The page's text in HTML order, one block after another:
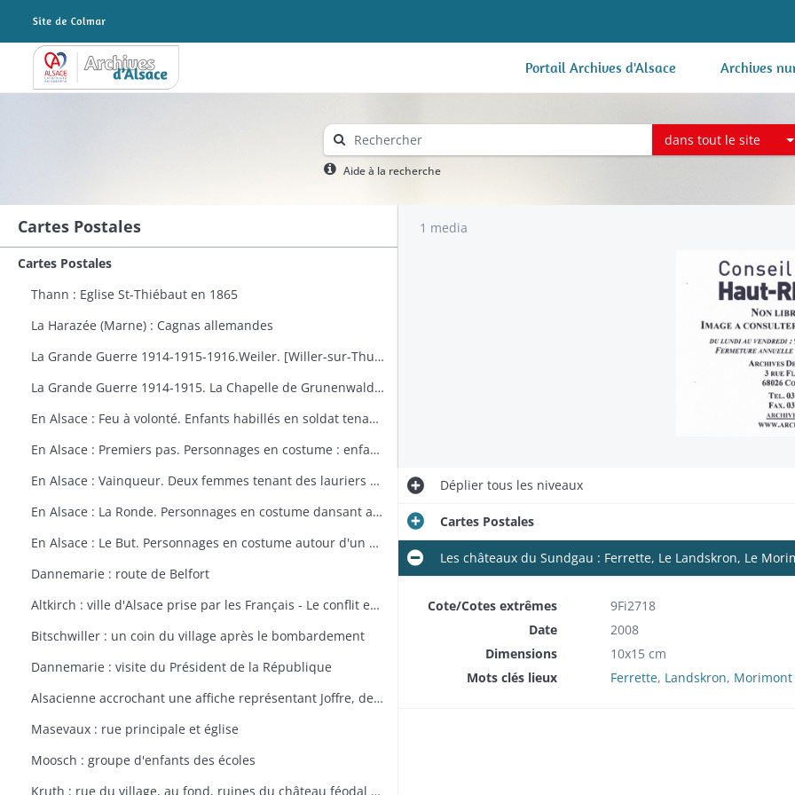
Archives Alsace - Colmar Portail Archives d'Alsace Archives
dans tout le site
Aide à la recherche
Cartes Postales
Cartes Postales
Thann : Eglise St-Thiébaut en 1865
La Harazée (Marne) : Cagnas allemandes
La Grande Guerre 1914-1915-1916.Weiler. [Willer-sur-Thur] : vue générale
La Grande Guerre 1914-1915. La Chapelle de Grunenwald près de Uderdersept habillés en soldat tenant un fusil. Dessin par Delalain.
En Alsace : Feu à volonté. Enfants habillés en soldat tenant un fusil. Dessin par Delalain.
En Alsace : Premiers pas. Personnages en costume : enfant allant vers le drapeau français. Dessin par Delalain.
En Alsace : Vainqueur. Deux femmes tenant des lauriers et un homme en costume. Dessin par Delalain.
En Alsace : La Ronde. Personnages en costume dansant autour du drapeau français. Dessin par Delalain.
En Alsace : Le But. Personnages en costume autour d'un drapeau français. Dessin par Delalain
Dannemarie : route de Belfort
Altkirch : ville d'Alsace prise par les Français - Le conflit européen en 1914
Bitschwiller : un coin du village après le bombardement
Dannemarie : visite du Président de la République
Alsacienne accrochant une affiche représentant Joffre, dessin de Th. CROY
Masevaux : rue principale et église
Moosch : groupe d'enfants des écoles
Kruth : rue du village, au fond, ruines du château féodal de Wildenstein
1 media
Dépliertous les niveaux
Cartes Postales
Les châteaux du Sundgau : Ferrette, Le Landskron, Le
Cote/Cotes extrêmes
9Fi2718
Date
2008
Dimensions
10x15 cm
Mots clés lieux
Ferrette, Landskron, Morimont